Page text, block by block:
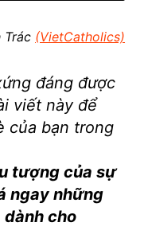
Trác (VietCatholics)
đáng được
viết này để
của bạn trong
tượng của sự
ngay những
dành cho